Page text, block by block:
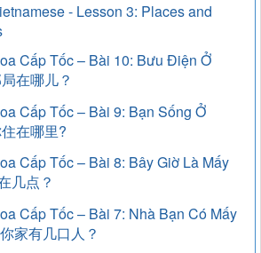
- Lesson 3: Places and
Cấp Tốc – Bài 10: Bưu Điện Ở
在哪儿？
Cấp Tốc – Bài 9: Bạn Sống Ở
在哪里?
Cấp Tốc – Bài 8: Bây Giờ Là Mấy
几点？
Cấp Tốc – Bài 7: Nhà Bạn Có Mấy
家有几口人？